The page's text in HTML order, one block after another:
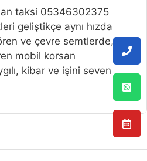
taksi 05346302375
geliştikçe aynı hızda
ve çevre semtlerde,
mobil korsan
kibar ve işini seven